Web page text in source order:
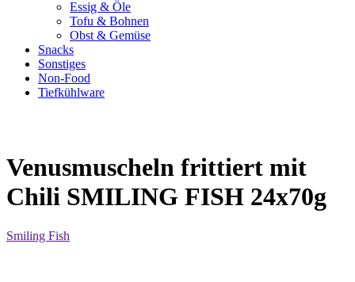
Essig & Öle
Tofu & Bohnen
Obst & Gemüse
Snacks
Sonstiges
Non-Food
Tiefkühlware
Venusmuscheln frittiert mit
Chili SMILING FISH 24x70g
Smiling Fish